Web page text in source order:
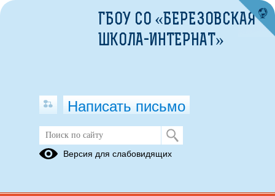
Архив раздела День правовой
помощи детям
ГБОУ СО «БЕРЕЗОВСКАЯ
ШКОЛА-ИНТЕРНАТ»
Написать письмо
Версия для слабовидящих